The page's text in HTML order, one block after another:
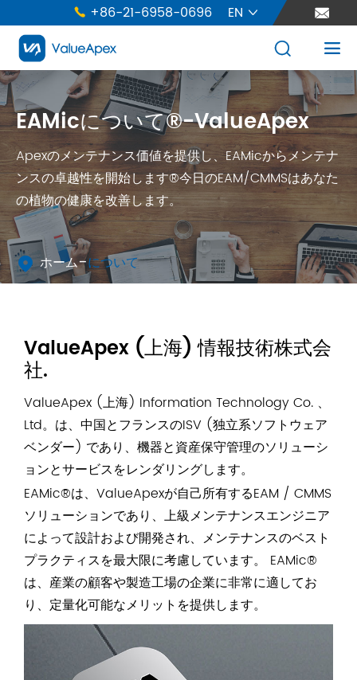
 +86-21-6958-0696 EN  
 
EAMicについて®-ValueApex
Apexのメンテナンス価値を提供し、EAMicからメンテナ
ンスの卓越性を開始します®今日のEAM/CMMSはあなた
の植物の健康を改善します。
 ホーム について
ValueApex (上海) 情報技術株式会
社.
ValueApex (上海) Information Technology Co. 、
Ltd。は、中国とフランスのISV (独立系ソフトウェア
ベンダー) であり、機器と資産保守管理のソリューシ
ョンとサービスをレンダリングします。
EAMic®は、ValueApexが自己所有するEAM / CMMS
ソリューションであり、上級メンテナンスエンジニア
によって設計および開発され、メンテナンスのベスト
プラクティスを最大限に考慮しています。 EAMic®
は、産業の顧客や製造工場の企業に非常に適してお
り、定量化可能なメリットを提供します。